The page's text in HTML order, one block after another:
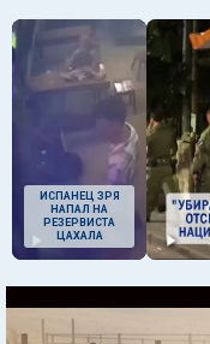
ИСПАНЕЦ ЗРЯ
НАПАЛ НА
РЕЗЕРВИСТА
ЦАХАЛА